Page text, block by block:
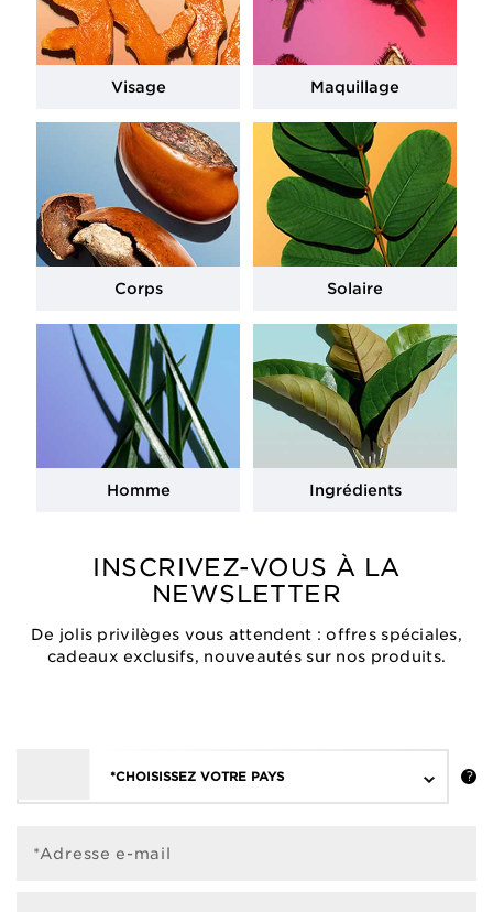
Visage Maquillage
Corps Solaire
Homme Ingrédients
INSCRIVEZ-VOUS À LA
NEWSLETTER
De jolis privilèges vous attendent : offres spéciales,
cadeaux exclusifs, nouveautés sur nos produits.
*CHOISISSEZ VOTRE PAYS
*Adresse e-mail